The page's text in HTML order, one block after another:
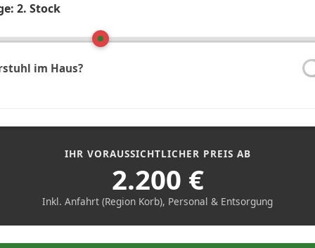
2. Stock
im Haus?
IHR VORAUSSICHTLICHER PREIS AB
2.200 €
Inkl. Anfahrt (Region Korb), Personal & Entsorgung